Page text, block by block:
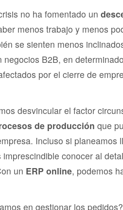
no ha fomentado un
menos trabajo y menos
se sienten menos
negocios B2B, en
por el cierre de
desvincular el factor
de producción que
Incluso si planeamos
conocer al
un ERP online, podemos
en gestionar los